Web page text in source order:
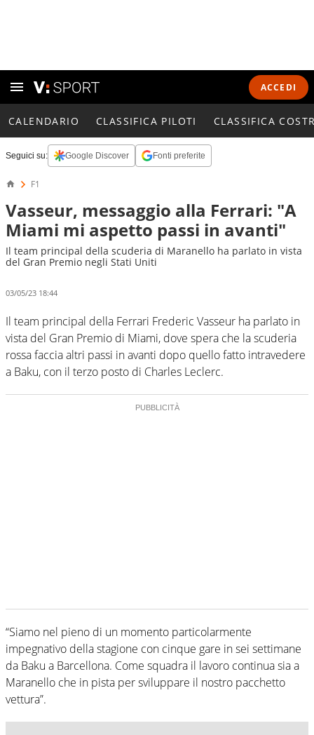
ACCEDI
CALENDARIO CLASSIFICA PILOTI CLASSIFICA
Seguici su: Google Discover Fonti preferite
F1
Vasseur, messaggio alla Ferrari: "A
Miami mi aspetto passi in avanti"
Il team principal della scuderia di Maranello ha parlato in vista
del Gran Premio negli Stati Uniti
03/05/23 18:44
Il team principal della Ferrari Frederic Vasseur ha parlato in
vista del Gran Premio di Miami, dove spera che la scuderia
rossa faccia altri passi in avanti dopo quello fatto intravedere
a Baku, con il terzo posto di Charles Leclerc.
“Siamo nel pieno di un momento particolarmente
impegnativo della stagione con cinque gare in sei settimane
da Baku a Barcellona. Come squadra il lavoro continua sia a
Maranello che in pista per sviluppare il nostro pacchetto
vettura”.